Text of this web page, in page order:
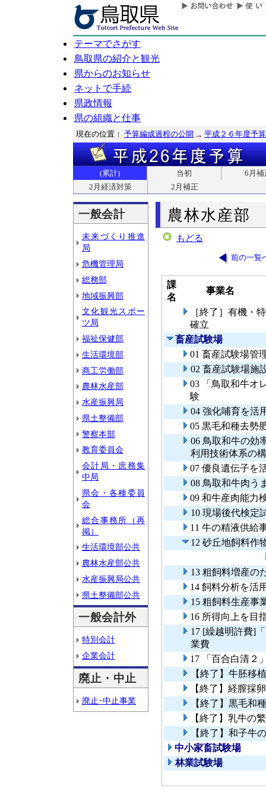
テーマでさがす
鳥取県の紹介と観光
県からのお知らせ
ネットで手続
県政情報
県の組織と仕事
現在の位置： 予算編成過程の公開 平成２６年度予算
(累計) 当初
6月補
2月経済対策
2月補正
一般会計
未来づくり推進
局
危機管理局
総務部
地域振興部
文化観光スポー
ツ局
福祉保健部
生活環境部
商工労働部
農林水産部
水産振興局
県土整備部
警察本部
教育委員会
会計局・庶務集
中局
県会・各種委員
会
総合事務所（再
掲）
生活環境部公共
農林水産部公共
水産振興局公共
県土整備部公共
一般会計外
特別会計
企業会計
廃止・中止
廃止･中止事業
農林水産部
もどる
前の一覧
課
名
事業名
［終了］有機・
確立
畜産試験場
01 畜産試験場管
02 畜産試験場施
03 「鳥取和牛オ
験
04 強化哺育を活
05 黒毛和種去勢
06 鳥取和牛の効
利用技術体系の
07 優良遺伝子を
08 鳥取和牛肉う
09 和牛産肉能力
10 現場後代検定
11 牛の精液供給
12 砂丘地飼料作
13 粗飼料増産の
14 飼料分析を活
15 粗飼料生産事
16 所得向上を目
17 [繰越明許費]
業費
17 「百合白清２
【終了】牛胚移
【終了】経膣採
【終了】黒毛和
【終了】乳牛の
【終了】和子牛
中小家畜試験場
林業試験場